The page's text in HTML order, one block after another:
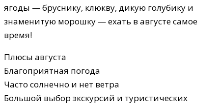
ягоды — бруснику, клюкву, дикую голубику и
знаменитую морошку — ехать в августе самое
время!
Плюсы августа
Благоприятная погода
Часто солнечно и нет ветра
Большой выбор экскурсий и туристических